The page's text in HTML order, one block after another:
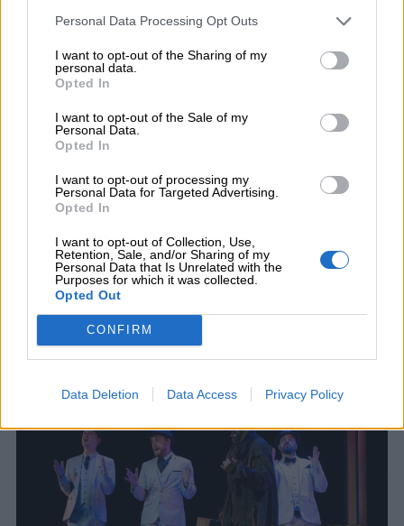
Personal Data Processing Opt Outs
I want to opt-out of the Sharing of my
personal data.
Opted In
I want to opt-out of the Sale of my
Personal Data.
Opted In
I want to opt-out of processing my
Personal Data for Targeted Advertising.
Opted In
I want to opt-out of Collection, Use,
Retention, Sale, and/or Sharing of my
Personal Data that Is Unrelated with the
Purposes for which it was collected.
Opted Out
CONFIRM
Data Deletion Data Access Privacy Policy
Consejería de Cultura, Turismo y Deporte. Al
pueblos pequeños pueden disfrutar de los
mismos espectáculos.
Una comisión, compuesta por programadores
municipales y las asesorías especializadas de la
Consejería de Cultura, Turismo y Deporte,
selecciona una serie de proyectos siguiendo unos
La media de funciones representadas en nuestra
Comunidad gracias a la Red de Teatros, ronda
ciudadanos en los más de 71 espacios escénicos
asociados a la Red.
Creada hace más de 30 años, la Red de Teatros
supone un ejemplo de colaboración institucional
entre los municipios y la Comunidad de Madrid.
COMPARTIR: